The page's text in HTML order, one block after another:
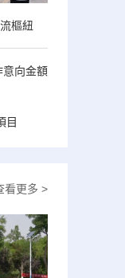
樞紐
意向金額
目
看更多 >